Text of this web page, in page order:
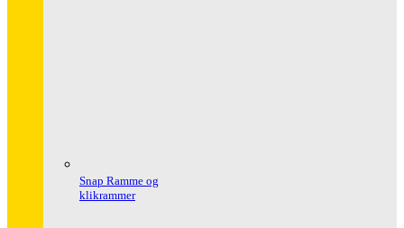
Snap Ramme og
klikrammer